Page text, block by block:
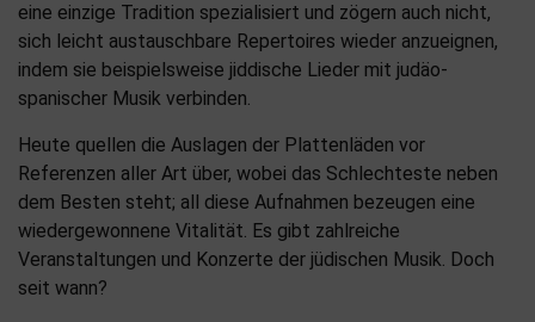
eine einzige Tradition spezialisiert und zögern auch nicht,
sich leicht austauschbare Repertoires wieder anzueignen,
indem sie beispielsweise jiddische Lieder mit judäo-
spanischer Musik verbinden.
Heute quellen die Auslagen der Plattenläden vor
Referenzen aller Art über, wobei das Schlechteste neben
dem Besten steht; all diese Aufnahmen bezeugen eine
wiedergewonnene Vitalität. Es gibt zahlreiche
Veranstaltungen und Konzerte der jüdischen Musik. Doch
seit wann?